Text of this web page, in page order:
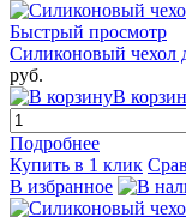
Быстрый просмотр
Силиконовый чехол
руб.
В
Подробнее
Купить в 1 клик
В избранное